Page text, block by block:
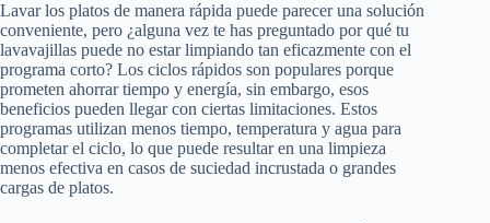
Lavar los platos de manera rápida puede parecer una solución
conveniente, pero ¿alguna vez te has preguntado por qué tu
lavavajillas puede no estar limpiando tan eficazmente con el
programa corto? Los ciclos rápidos son populares porque
prometen ahorrar tiempo y energía, sin embargo, esos
beneficios pueden llegar con ciertas limitaciones. Estos
programas utilizan menos tiempo, temperatura y agua para
completar el ciclo, lo que puede resultar en una limpieza
menos efectiva en casos de suciedad incrustada o grandes
cargas de platos.